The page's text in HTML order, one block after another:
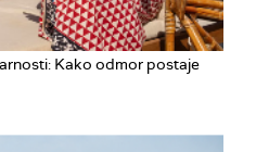
Kako odmor postaje